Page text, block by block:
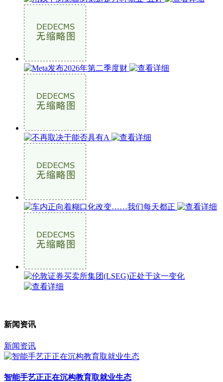
新闻资讯
新闻资讯
智能手艺正正在沉构教育取就业生态